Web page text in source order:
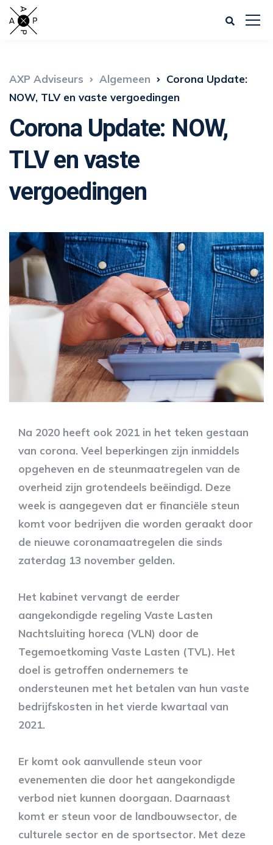
AXP Adviseurs Algemeen
Corona Update:
NOW, TLV en vaste vergoedingen
Corona Update: NOW,
TLV en vaste
vergoedingen
Na 2020 heeft ook 2021 in het teken gestaan
van corona. Veel beperkingen zijn inmiddels
opgeheven en de steunmaatregelen van de
overheid zijn grotendeels beëindigd. Deze
week is aangegeven dat er financiële steun
komt voor bedrijven die worden geraakt door
de nieuwe coronamaatregelen die sinds
zaterdag 13 november gelden.
Het kabinet vervangt de eerder
aangekondigde regeling Vaste Lasten
Nachtsluiting horeca (VLN) door de
Tegemoetkoming Vaste Lasten (TVL). Het
doel is getroffen ondernemers te
ondersteunen met het betalen van hun vaste
bedrijfskosten in het vierde kwartaal van
2021.
Er komt ook aanvullende steun voor
evenementen die door het aangekondigde
verbod niet kunnen doorgaan. Daarnaast
komt er steun voor de landbouwsector, de
culturele sector en de sportsector. Met deze